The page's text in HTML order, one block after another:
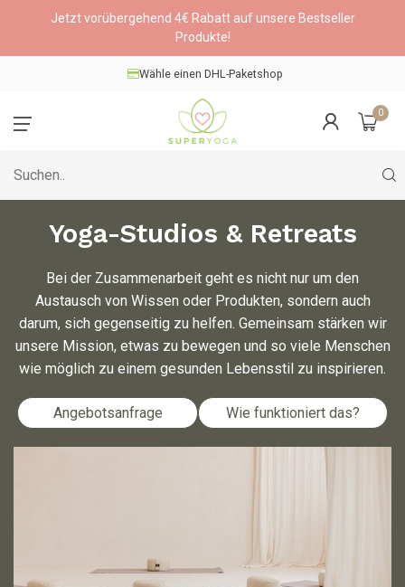
Jetzt vorübergehend 4€ Rabatt auf unsere Bestseller
Produkte!
Wähle einen DHL-Paketshop
0
Yoga-Studios & Retreats
Bei der Zusammenarbeit geht es nicht nur um den
Austausch von Wissen oder Produkten, sondern auch
darum, sich gegenseitig zu helfen. Gemeinsam stärken wir
unsere Mission, etwas zu bewegen und so viele Menschen
wie möglich zu einem gesunden Lebensstil zu inspirieren.
Angebotsanfrage Wie funktioniert das?